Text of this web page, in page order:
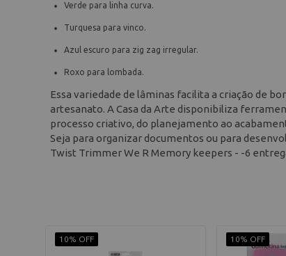
Verde para linha curva.
Turquesa para vinco.
Azul escuro para zig zag irregular.
Roxo para lombada.
Essa variedade de lâminas facilita a criação de
artesanato. A Casa da Arte disponibiliza
processo criativo, do planejamento ao
Seja para organizar documentos ou para
Twist Trimmer We R Memory keepers - -6
10% OFF 10% OFF